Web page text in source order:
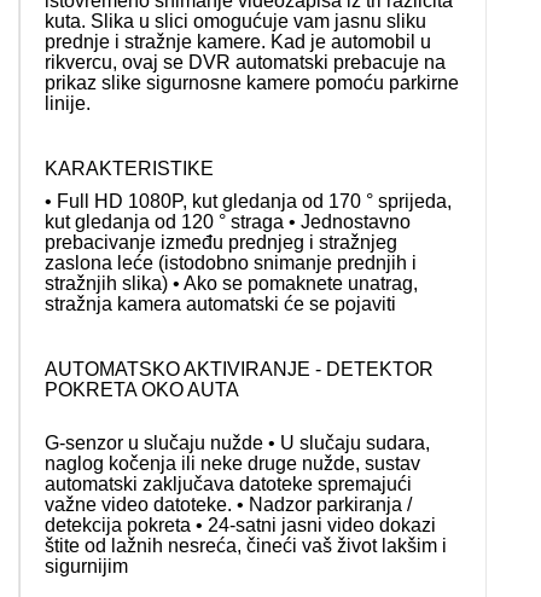
kuta. Slika u slici omogućuje vam jasnu sliku
prednje i stražnje kamere. Kad je automobil u
rikvercu, ovaj se DVR automatski prebacuje na
prikaz slike sigurnosne kamere pomoću parkirne
linije.
KARAKTERISTIKE
• Full HD 1080P, kut gledanja od 170 ° sprijeda,
kut gledanja od 120 ° straga • Jednostavno
prebacivanje između prednjeg i stražnjeg
zaslona leće (istodobno snimanje prednjih i
stražnjih slika) • Ako se pomaknete unatrag,
stražnja kamera automatski će se pojaviti
AUTOMATSKO AKTIVIRANJE - DETEKTOR
POKRETA OKO AUTA
G-senzor u slučaju nužde • U slučaju sudara,
naglog kočenja ili neke druge nužde, sustav
automatski zaključava datoteke spremajući
važne video datoteke. • Nadzor parkiranja /
detekcija pokreta • 24-satni jasni video dokazi
štite od lažnih nesreća, čineći vaš život lakšim i
sigurnijim